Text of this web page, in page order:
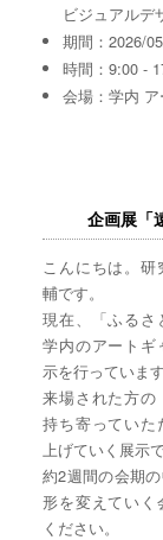
ビジュアル
期間：2026/
時間：9:00 -
会場：学内
企画展「
こんにちは。研
輔です。
現在、「ふるさ
学内のアートギ
示を行っています
来場された方の
持ち寄っていた
上げていく展示で
約2週間の会期
形を変えてい
ください。